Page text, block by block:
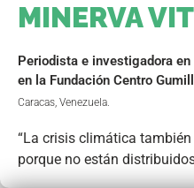
MINERVA
Periodista e investigadora
en la Fundación Centro
Caracas, Venezuela.
“La crisis climática
porque no están